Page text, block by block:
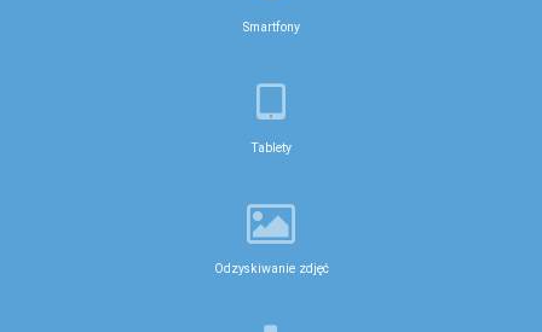
Smartfony
Tablety
Odzyskiwanie zdjęć